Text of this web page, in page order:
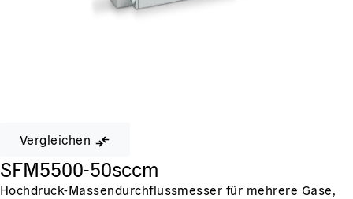
Vergleichen
SFM5500-50sccm
Hochdruck-Massendurchflussmesser für mehrere Gase,